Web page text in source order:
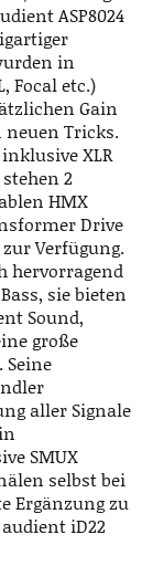
ASP8024
in
Focal etc.)
Gain
Tricks.
XLR
2
HMX
Drive
Verfügung.
hervorragend
sie bieten
Sound,
große
aller Signale
SMUX
selbst bei
Ergänzung zu
iD22